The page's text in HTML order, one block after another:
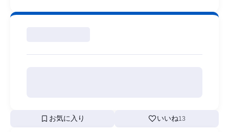
bookmark お気に入り favoriteいいね13